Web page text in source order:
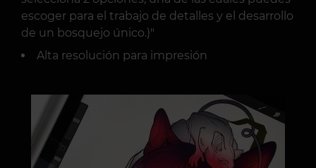
escoger para el trabajo de detalles y el desarrollo
de un bosquejo único.)"
Alta resolución para impresión